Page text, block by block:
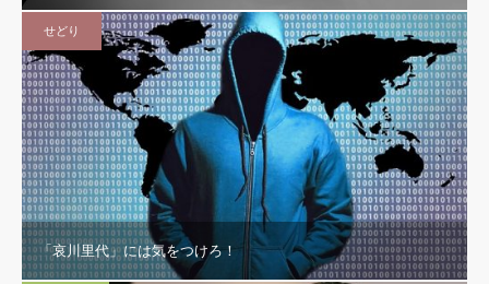
せどり
「哀川里代」には気をつけろ！